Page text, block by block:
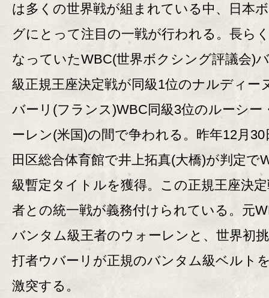
は多くの世界戦が組まれている中、日本
グにとって注目の一戦が行われる。長ら
なっていたWBC(世界ボクシング評議会)
級正規王座決定戦が同級1位のナルディー
バーリ(フランス)WBC同級3位のルーシー
ーレン(米国)の間で争われる。昨年12月30
田区総合体育館で井上拓真(大橋)が判定で
級暫定タイトルを獲得。この正規王座決
者との統一戦が義務付けられている。元
バンタム級王者のウォーレンと、世界初
打者ウバーリが正規のバンタム級ベルト
激突する。